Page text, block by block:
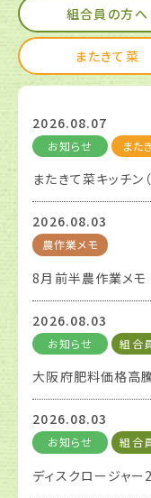
組合員の方へ
またきて菜
2026.08.07
お知らせ また
またきて菜キッチン
2026.08.03
農作業メモ
8月前半農作業メモ
2026.08.03
お知らせ 組合
大阪府肥料価格高
2026.08.03
お知らせ 組合
ディスクロージャ